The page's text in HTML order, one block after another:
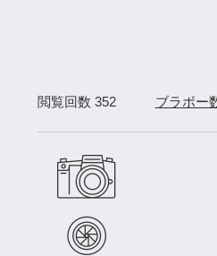
閲覧回数 352 ブラボー